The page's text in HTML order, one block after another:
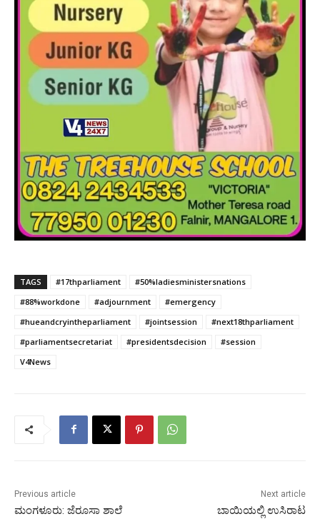
TAGS #17thparliament
#50%ladiesministersnations
#88%workdone
#adjournment
#emergency
#hueandcryintheparliament
#jointsession
#next18thparliament
#parliamentsecretariat
#presidentsdecision
#session
V4News
Previous article
ಮಂಗಳೂರು: ಜೆರೂಸಾ ಶಾಲೆ
Next article
ಬಾಯಿಯಲ್ಲಿ ಉಸಿರಾಟ